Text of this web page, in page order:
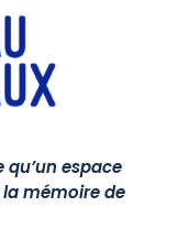
qu’un espace
mémoire de